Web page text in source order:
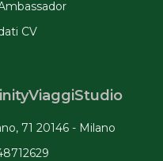
CV
71 20146 - Milano